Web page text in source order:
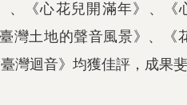
、《心花兒開滿年》、
臺灣土地的聲音風景》、
灣迴音》 均獲佳評，成果斐